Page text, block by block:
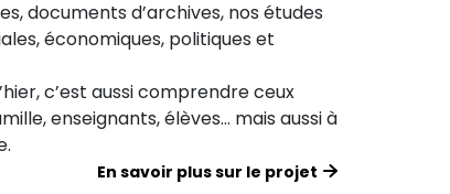
documents d’archives, nos études
économiques, politiques et
c’est aussi comprendre ceux
enseignants, élèves… mais aussi à
En savoir plus sur le projet